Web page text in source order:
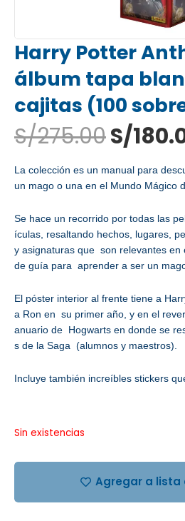
Harry Potter
álbum tapa
cajitas (100
S/275.00El
precio
era:
S/
S/
La colección es un manual para
un mago o una en el Mundo Mágico
Se hace un recorrido por todas las pel
ículas, resaltando hechos, lugares,
y asignaturas que son relevantes en
de guía para aprender a ser un
El póster interior al frente tiene a
a Ron en su primer año, y en el
anuario de Hogwarts en donde se
s de la Saga (alumnos y maestros).
Incluye también increíbles stickers
Sin existencias
Agregar a lista